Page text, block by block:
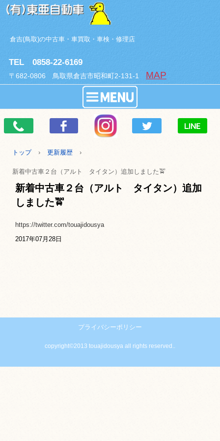
倉吉(鳥取)の中古車・車買取・車検・修理店
TEL 0858-22-6169
〒682-0806 鳥取県倉吉市昭和町2-131-1 MAP
トップ › 更新履歴 ›
新着中古車２台（アルト タイタン）追加しました🚖
新着中古車２台（アルト タイタン）追加
しました🚖
https://twitter.com/touajidousya
2017年07月28日
プライバシーポリシー
copyright©2013 touajidousya all rights reserved..